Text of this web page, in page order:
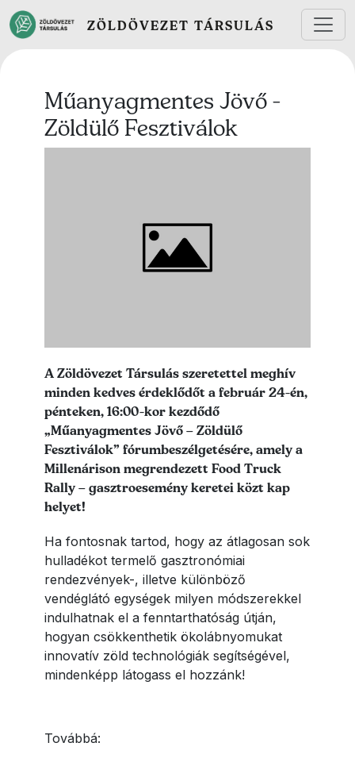
Ugrás a tartalomra
ZÖLDÖVEZET TÁRSULÁS
Műanyagmentes Jövő -
Zöldülő Fesztiválok
Lead szöveg
A Zöldövezet Társulás szeretettel meghív
minden kedves érdeklődőt a február 24-én,
pénteken, 16:00-kor kezdődő
„Műanyagmentes Jövő – Zöldülő
Fesztiválok” fórumbeszélgetésére, amely a
Millenárison megrendezett Food Truck
Rally – gasztroesemény keretei közt kap
helyet!
Ha fontosnak tartod, hogy az átlagosan sok
hulladékot termelő gasztronómiai
rendezvények-, illetve különböző
vendéglátó egységek milyen módszerekkel
indulhatnak el a fenntarthatóság útján,
hogyan csökkenthetik ökolábnyomukat
innovatív zöld technológiák segítségével,
mindenképp látogass el hozzánk!
Továbbá: